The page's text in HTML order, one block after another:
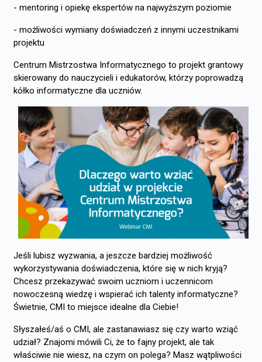
- mentoring i opiekę ekspertów na najwyższym poziomie
- możliwości wymiany doświadczeń z innymi uczestnikami
projektu
Centrum Mistrzostwa Informatycznego to projekt grantowy
skierowany do nauczycieli i edukatorów, którzy poprowadzą
kółko informatyczne dla uczniów.
Jeśli lubisz wyzwania, a jeszcze bardziej możliwość
wykorzystywania doświadczenia, które się w nich kryją?
Chcesz przekazywać swoim uczniom i uczennicom
nowoczesną wiedzę i wspierać ich talenty informatyczne?
Świetnie, CMI to miejsce idealne dla Ciebie!
Słyszałeś/aś o CMI, ale zastanawiasz się czy warto wziąć
udział? Znajomi mówili Ci, że to fajny projekt, ale tak
właściwie nie wiesz, na czym on polega? Masz wątpliwości